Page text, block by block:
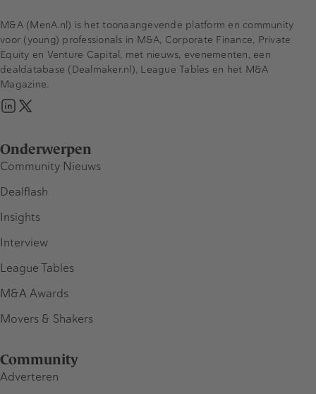
Onderwerpen
Community Nieuws
Dealflash
Insights
Interview
League Tables
M&A Awards
Movers & Shakers
Community
Adverteren
M&A (MenA.nl) is het toonaangevende platform en community
voor (young) professionals in M&A, Corporate Finance, Private
Equity en Venture Capital, met nieuws, evenementen, een
dealdatabase (Dealmaker.nl), League Tables en het M&A
Magazine.